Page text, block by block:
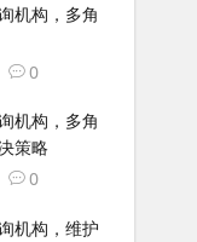
机构，多角
0
机构，多角
策略
0
机构，维护